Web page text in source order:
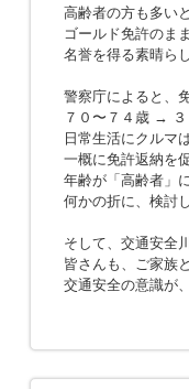
高齢者の方も多い
ゴールド免許のま
名誉を得る素晴ら
警察庁によると、
７０〜７４歳 →
日常生活にクルマ
一概に免許返納を
年齢が「高齢者」
何かの折に、検討
そして、交通安全川
皆さんも、ご家族
交通安全の意識が